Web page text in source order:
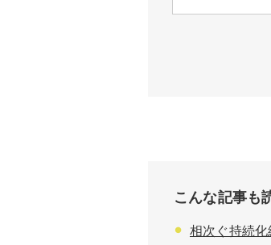
こんな記事も
相次ぐ持続